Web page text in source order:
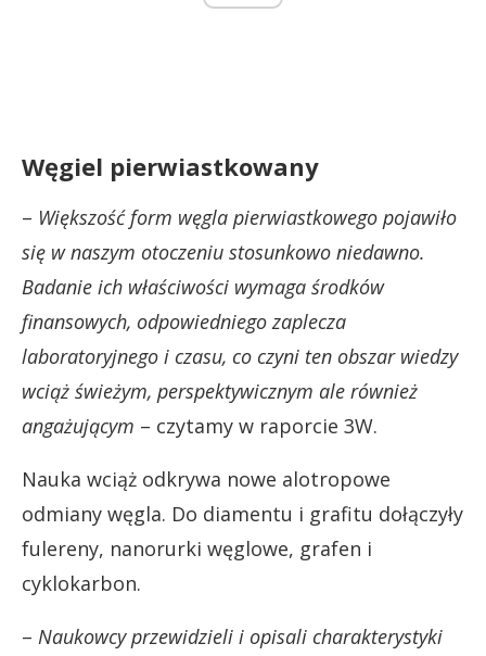
Węgiel pierwiastkowany
– Większość form węgla pierwiastkowego pojawiło
się w naszym otoczeniu stosunkowo niedawno.
Badanie ich właściwości wymaga środków
finansowych, odpowiedniego zaplecza
laboratoryjnego i czasu, co czyni ten obszar wiedzy
wciąż świeżym, perspektywicznym ale również
angażującym – czytamy w raporcie 3W.
Nauka wciąż odkrywa nowe alotropowe
odmiany węgla. Do diamentu i grafitu dołączyły
fulereny, nanorurki węglowe, grafen i
cyklokarbon.
– Naukowcy przewidzieli i opisali charakterystyki